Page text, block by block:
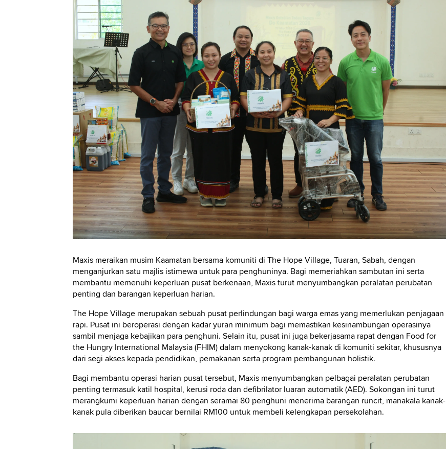
Maxis meraikan musim Kaamatan bersama komuniti di The Hope Village, Tuaran, Sabah, dengan
menganjurkan satu majlis istimewa untuk para penghuninya. Bagi memeriahkan sambutan ini serta
membantu memenuhi keperluan pusat berkenaan, Maxis turut menyumbangkan peralatan perubatan
penting dan barangan keperluan harian.
The Hope Village merupakan sebuah pusat perlindungan bagi warga emas yang memerlukan penjagaan
rapi. Pusat ini beroperasi dengan kadar yuran minimum bagi memastikan kesinambungan operasinya
sambil menjaga kebajikan para penghuni. Selain itu, pusat ini juga bekerjasama rapat dengan Food for
the Hungry International Malaysia (FHIM) dalam menyokong kanak-kanak di komuniti sekitar, khususnya
dari segi akses kepada pendidikan, pemakanan serta program pembangunan holistik.
Bagi membantu operasi harian pusat tersebut, Maxis menyumbangkan pelbagai peralatan perubatan
penting termasuk katil hospital, kerusi roda dan defibrilator luaran automatik (AED). Sokongan ini turut
merangkumi keperluan harian dengan seramai 80 penghuni menerima barangan runcit, manakala kanak-
kanak pula diberikan baucar bernilai RM100 untuk membeli kelengkapan persekolahan.